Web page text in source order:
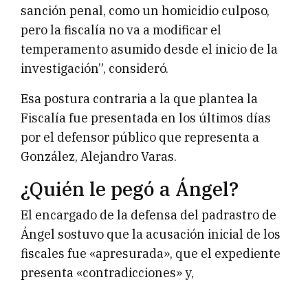
sanción penal, como un homicidio culposo,
pero la fiscalía no va a modificar el
temperamento asumido desde el inicio de la
investigación”, consideró.
Esa postura contraria a la que plantea la
Fiscalía fue presentada en los últimos días
por el defensor público que representa a
González, Alejandro Varas.
¿Quién le pegó a Ángel?
El encargado de la defensa del padrastro de
Ángel sostuvo que la acusación inicial de los
fiscales fue «apresurada», que el expediente
presenta «contradicciones» y,